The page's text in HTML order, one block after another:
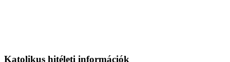
Katolikus hitéleti információk